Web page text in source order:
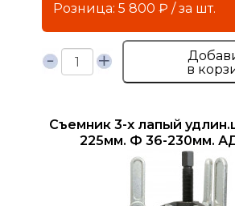
Розница: 5 800 ₽ / за шт.
в
Съемник 3-х лапый
225мм. Ф 36-230мм.